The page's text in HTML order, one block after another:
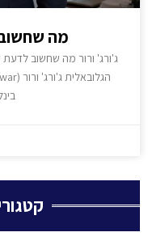
מה
ג'ורג' ורור מה שחשוב